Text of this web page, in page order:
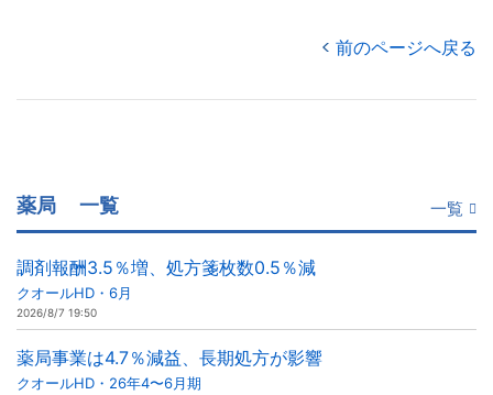
前のページへ戻る
薬局 一覧 一覧
調剤報酬3.5％増、処方箋枚数0.5％減
クオールHD・6月
2026/8/7 19:50
薬局事業は4.7％減益、長期処方が影響
クオールHD・26年4〜6月期